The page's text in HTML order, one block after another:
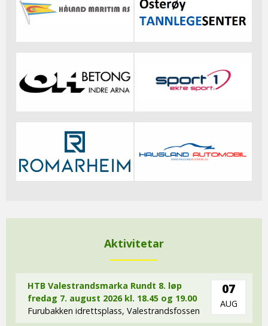
Aktivitetar
HTB Valestrandsmarka Rundt 8. løp
fredag 7. august 2026 kl. 18.45 og 19.00
Furubakken idrettsplass, Valestrandsfossen
07
AUG